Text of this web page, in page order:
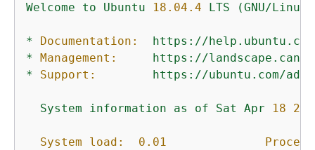
Welcome
to Ubuntu 18.04 .4 LTS (GNU/Linux
* Documentation:
https://help.ubuntu.com
*
Management:
https://
*
Support: https://ubuntu.com/
System information as of Sat Apr 18 22
System load:  0.01